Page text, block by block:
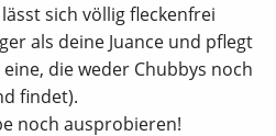
sich völlig fleckenfrei
als deine Juance und pflegt
die weder Chubbys noch
findet).
noch ausprobieren!